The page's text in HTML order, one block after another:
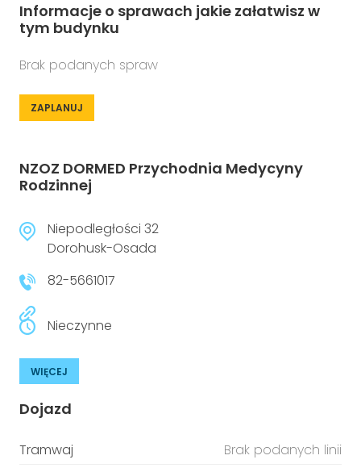
Informacje o sprawach jakie załatwisz w
tym budynku
Brak podanych spraw
ZAPLANUJ
NZOZ DORMED Przychodnia Medycyny
Rodzinnej
Niepodległości 32
Dorohusk-Osada
82-5661017
Nieczynne
WIĘCEJ
Dojazd
Tramwaj
Brak podanych linii